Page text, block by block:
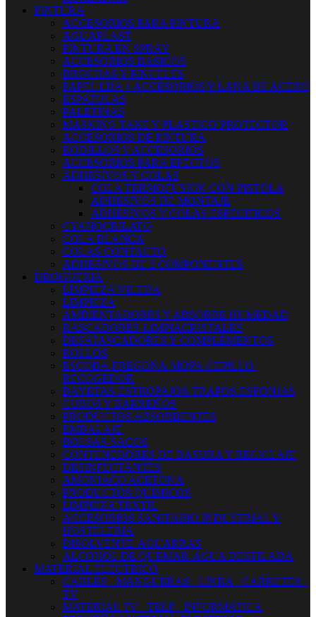
PINTURA
ACCESORIOS PARA PINTURA
AGUAPLAST
PINTURA EN SPRAY
ACCESORIOS BASICOS
BROCHAS Y PINCELES
PAPEL LIJA + ACCESORIOS Y LANA DE ACERO
ESPATULAS
PALETINAS
MASKING TAKE Y PLASTICO PROTECTOR
ACCESORIOS DE PINTURA
RODILLOS Y ACCESORIOS
ACCESORIOS PARA EFECTOS
ADHESIVOS Y COLAS
COLA TERMOFUSION CON PISTOLA
ADHESIVOS DE MONTAJE
ADHESIVOS Y COLAS ESPECIFICOS
CYANOCRILATO
COLA BLANCA
COLAS CONTACTO
ADHESIVOS DE 2 COMPONENTES
DROGUERIA
LIMPIEZA VILEDA
LIMPIEZA
AMBIENTADORES Y ABSORBE HUMEDAD
RASCADORES-LIMPIACRISTALES
DESATASCADORES Y COMPLEMENTOS
ROLLOS
ESCOBA-FREGONA-MOPA-CEPILLO-
RECOGEDOR
BAYETAS-ESTROPAJOS-TRAPOS-ESPONJAS
CUBOS Y BARREÑOS
PRODUCTOS ABSORBENTES
EMBALAJE
BOLSAS-SACOS
CONTENEDORES DE BASURA Y RECICLAJE
DESINFECTANTES
AMONIACO ACETONA
PRODUCTOS QUIMICOS
LIMPIEZA TEXTIL
ACCESORIOS SANITARIO INDUSTRIAL Y
HOSTELERIA
DISOLVENTE-AGUARRAS
ALCOHOL DE QUEMAR-AGUA DESTILADA
MATERIAL ELECTRICO
CABLES - MANGUERAS - LINEA - CARRETES -
TV
MATERIAL TV - TELF - INFORMATICA